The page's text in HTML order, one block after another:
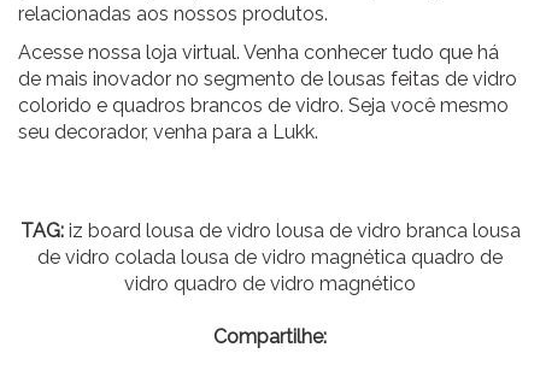
relacionadas aos nossos produtos.
Acesse nossa loja virtual. Venha conhecer tudo que há
de mais inovador no segmento de lousas feitas de vidro
colorido e quadros brancos de vidro. Seja você mesmo
seu decorador, venha para a Lukk.
TAG:iz board lousa de vidro lousa de vidro branca lousa
de vidro colada lousa de vidro magnética quadro de
vidro quadro de vidro magnético
Compartilhe: